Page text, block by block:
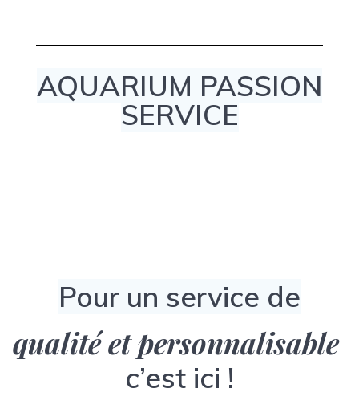
AQUARIUM PASSION
SERVICE
Pour un service de
qualité et personnalisable
c’est ici !